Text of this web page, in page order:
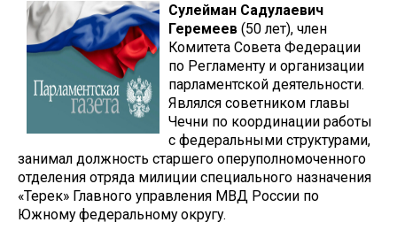
Сулейман Садулаевич
Геремеев (50 лет), член
Комитета Совета Федерации
по Регламенту и организации
парламентской деятельности.
Являлся советником главы
Чечни по координации работы
с федеральными структурами,
занимал должность старшего оперуполномоченного
отделения отряда милиции специального назначения
«Терек» Главного управления МВД России по
Южному федеральному округу.